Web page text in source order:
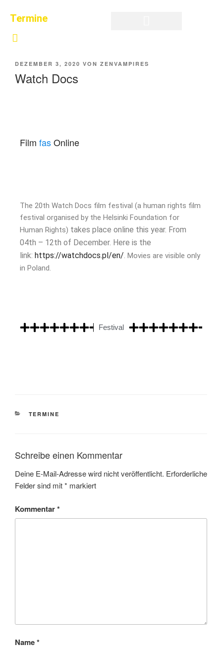
Termine
DEZEMBER 3, 2020 VON ZENVAMPIRES
Watch Docs
Film fasOnline
The 20th Watch Docs film festival (a human rights film
festival organised by the Helsinki Foundation for
Human Rights) takes place online this year. From
04th – 12th of December. Here is the
link: https://watchdocs.pl/en/. Movies are visible only
in Poland.
Festival
TERMINE
Schreibe einen Kommentar
Deine E-Mail-Adresse wird nicht veröffentlicht. Erforderliche
Felder sind mit* markiert
Kommentar*
Name*